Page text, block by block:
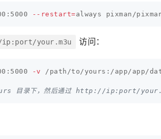
--restart=
your.m3u 访问：
-v /path/to/yours:/app/app/
目录下，然后通过 http://ip:port/